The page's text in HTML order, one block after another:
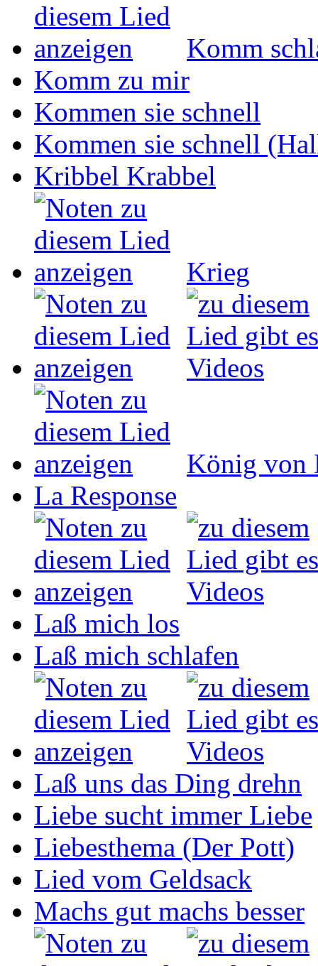
Komm
Komm zu mir
Kommen sie schnell
Kommen sie schnell
Kribbel Krabbel
Krieg
König von
La Response
Laß mich los
Laß mich schlafen
Laß uns das Ding drehn
Liebe sucht immer Liebe
Liebesthema (Der Pott)
Lied vom Geldsack
Machs gut machs besser